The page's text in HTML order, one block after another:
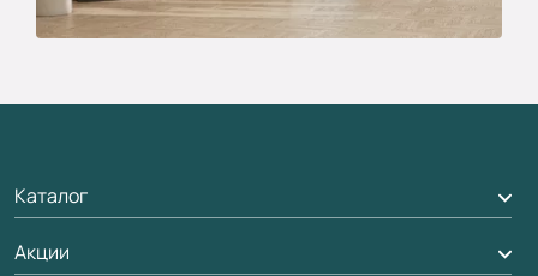
Каталог
Межкомнатные двери
Акции